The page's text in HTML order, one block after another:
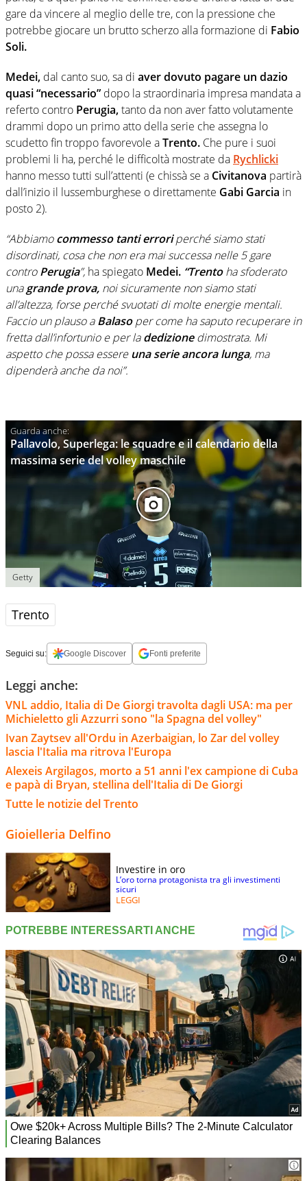
gare da vincere al meglio delle tre, con la pressione che
potrebbe giocare un brutto scherzo alla formazione di Fabio
Soli.
Medei, dal canto suo, sa di aver dovuto pagare un dazio
quasi “necessario” dopo la straordinaria impresa mandata a
referto contro Perugia,tanto da non aver fatto volutamente
drammi dopo un primo atto della serie che assegna lo
scudetto fin troppo favorevole aTrento. Che pure i suoi
problemi li ha, perché le difficoltà mostrate da Rychlicki
hanno messo tutti sull’attenti (e chissà se a Civitanova partirà
dall’inizio il lussemburghese o direttamente Gabi Garcia in
posto 2).
“Abbiamocommesso tanti erroriperché siamo stati
disordinati, cosa che non era mai successa nelle 5 gare
controPerugia”, ha spiegato Medei. “Trentoha sfoderato
unagrande prova, noi sicuramente non siamo stati
all’altezza, forse perché svuotati di molte energie mentali.
Faccio un plauso aBalasoper come ha saputo recuperare in
fretta dall’infortunio e per ladedizionedimostrata. Mi
aspetto che possa essereuna serie ancora lunga, ma
dipenderà anche da noi”.
Pallavolo, Superlega: le squadre e il calendario della
massima serie del volley maschile
Getty
Trento
Seguici su: Google Discover Fonti preferite
Leggi anche:
VNL addio, Italia di De Giorgi travolta dagli USA: ma per
Michieletto gli Azzurri sono "la Spagna del volley"
Ivan Zaytsev all'Ordu in Azerbaigian, lo Zar del volley
lascia l'Italia ma ritrova l'Europa
Alexeis Argilagos, morto a 51 anni l'ex campione di Cuba
e papà di Bryan, stellina dell'Italia di De Giorgi
Tutte le notizie del Trento
Gioielleria Delfino
Investire in oro
L’oro torna protagonista tra gli investimenti
sicuri
LEGGI